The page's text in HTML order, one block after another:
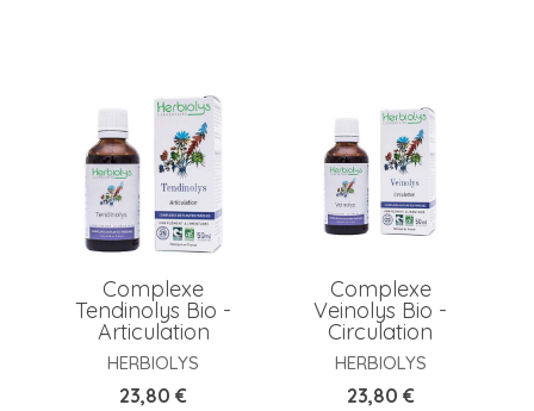
Complexe
Tendinolys Bio -
Articulation
HERBIOLYS
Prix
23,80 €
Complexe
Veinolys Bio -
Circulation
HERBIOLYS
Prix
23,80 €